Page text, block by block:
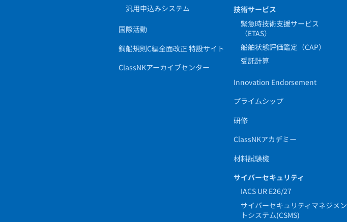
汎用申込みシステム
国際活動
鋼船規則C編全面改正 特設サイト
ClassNKアーカイブセンター
技術サービス
緊急時技術支援サービス
（ETAS）
船舶状態評価鑑定（CAP）
受託計算
Innovation Endorsement
プライムシップ
研修
ClassNKアカデミー
材料試験機
サイバーセキュリティ
IACS UR E26/27
サイバーセキュリティマネジメン
トシステム(CSMS)